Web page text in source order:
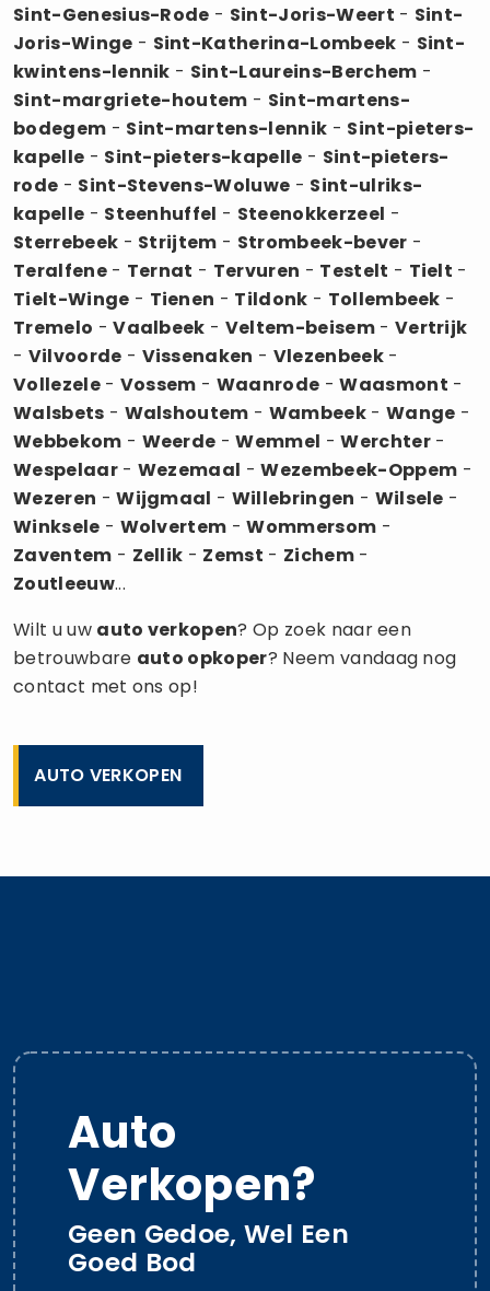
Sint-Genesius-Rode - Sint-Joris-Weert - Sint-
Joris-Winge - Sint-Katherina-Lombeek - Sint-
kwintens-lennik - Sint-Laureins-Berchem -
Sint-margriete-houtem - Sint-martens-
bodegem - Sint-martens-lennik - Sint-pieters-
kapelle - Sint-pieters-kapelle - Sint-pieters-
rode - Sint-Stevens-Woluwe - Sint-ulriks-
kapelle - Steenhuffel - Steenokkerzeel -
Sterrebeek - Strijtem - Strombeek-bever -
Teralfene- Ternat - Tervuren - Testelt - Tielt -
Tielt-Winge - Tienen - Tildonk - Tollembeek -
Tremelo -Vaalbeek - Veltem-beisem- Vertrijk
- Vilvoorde - Vissenaken - Vlezenbeek-
Vollezele- Vossem - Waanrode -Waasmont -
Walsbets - Walshoutem - Wambeek- Wange -
Webbekom - Weerde -Wemmel -Werchter-
Wespelaar- Wezemaal -Wezembeek-Oppem -
Wezeren -Wijgmaal - Willebringen - Wilsele -
Winksele - Wolvertem -Wommersom -
Zaventem - Zellik - Zemst - Zichem-
Zoutleeuw...
Wilt u uw auto verkopen? Op zoek naar een
betrouwbare auto opkoper? Neem vandaag nog
contact met ons op!
AUTO VERKOPEN
Auto
Verkopen?
Geen Gedoe, Wel Een
Goed Bod